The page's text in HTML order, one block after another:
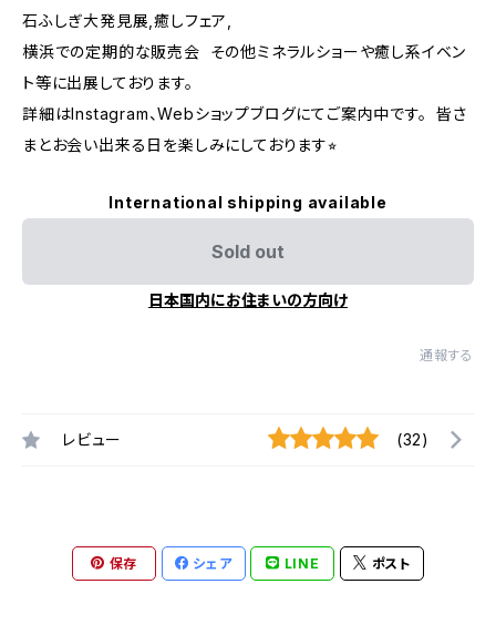
石ふしぎ大発見展,癒しフェア,
横浜での定期的な販売会 その他ミネラルショーや癒し系イベン
ト等に出展しております。
詳細はInstagram、Webショップブログにてご案内中です。 皆さ
まとお会い出来る日を楽しみにしております⭐︎
International shipping available
Sold out
日本国内にお住まいの方向け
通報する
レビュー (32)
保存 シェア LINE ポスト